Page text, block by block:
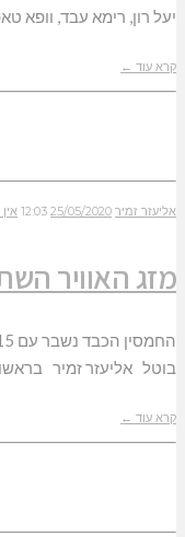
יעל רון, רימא עבד, וופא
קרא עוד ←
אליעזר זמיר 25/05/2020
12:03
מזג האוויר
בוטל אליעזר זמיר בראשון
קרא עוד ←